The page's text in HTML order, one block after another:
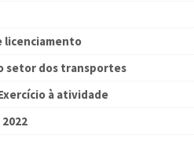
licenciamento
setor dos transportes
à atividade